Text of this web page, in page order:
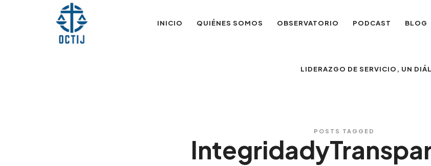
OTIJobservadorINICIO QUIÉNES SOMOS OBSERVATORIO PODCAST BLOG
LIDERAZGO DE SERVICIO, UN
POSTS TAGGED